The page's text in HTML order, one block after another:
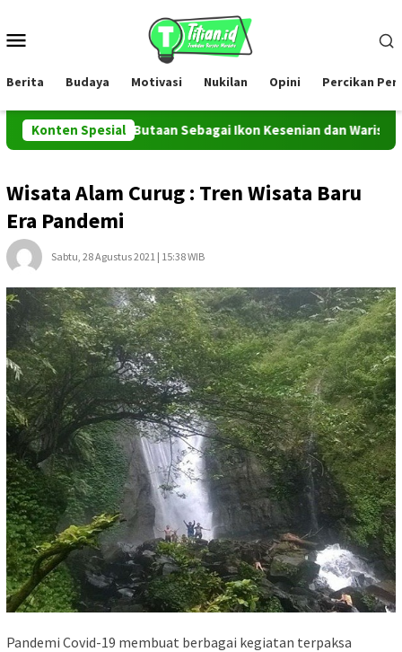
konten
Berita Budaya Motivasi Nukilan Opini Percikan
Konten Spesial
Ta’ Butaan Sebagai Ikon Kesenian dan Warisan Sejarah
Wisata Alam Curug : Tren Wisata Baru
Era Pandemi
Sabtu, 28 Agustus 2021 | 15:38 WIB
Pandemi Covid-19 membuat berbagai kegiatan terpaksa